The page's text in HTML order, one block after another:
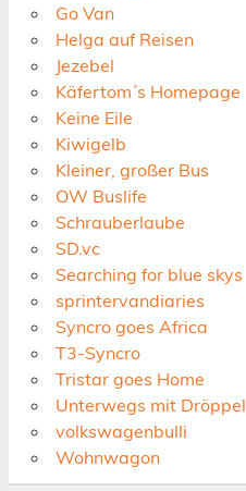
Go Van
Helga auf Reisen
Jezebel
Käfertom´s Homepage
Keine Eile
Kiwigelb
Kleiner, großer Bus
OW Buslife
Schrauberlaube
SD.vc
Searching for blue skys
sprintervandiaries
Syncro goes Africa
T3-Syncro
Tristar goes Home
Unterwegs mit Dröppel
volkswagenbulli
Wohnwagon